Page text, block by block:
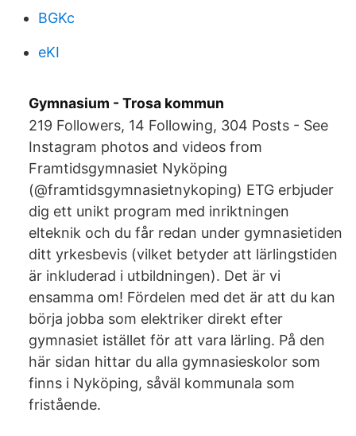
BGKc
eKI
Gymnasium - Trosa kommun
219 Followers, 14 Following, 304 Posts - See
Instagram photos and videos from
Framtidsgymnasiet Nyköping
(@framtidsgymnasietnykoping) ETG erbjuder
dig ett unikt program med inriktningen
elteknik och du får redan under gymnasietiden
ditt yrkesbevis (vilket betyder att lärlingstiden
är inkluderad i utbildningen). Det är vi
ensamma om! Fördelen med det är att du kan
börja jobba som elektriker direkt efter
gymnasiet istället för att vara lärling. På den
här sidan hittar du alla gymnasieskolor som
finns i Nyköping, såväl kommunala som
fristående.